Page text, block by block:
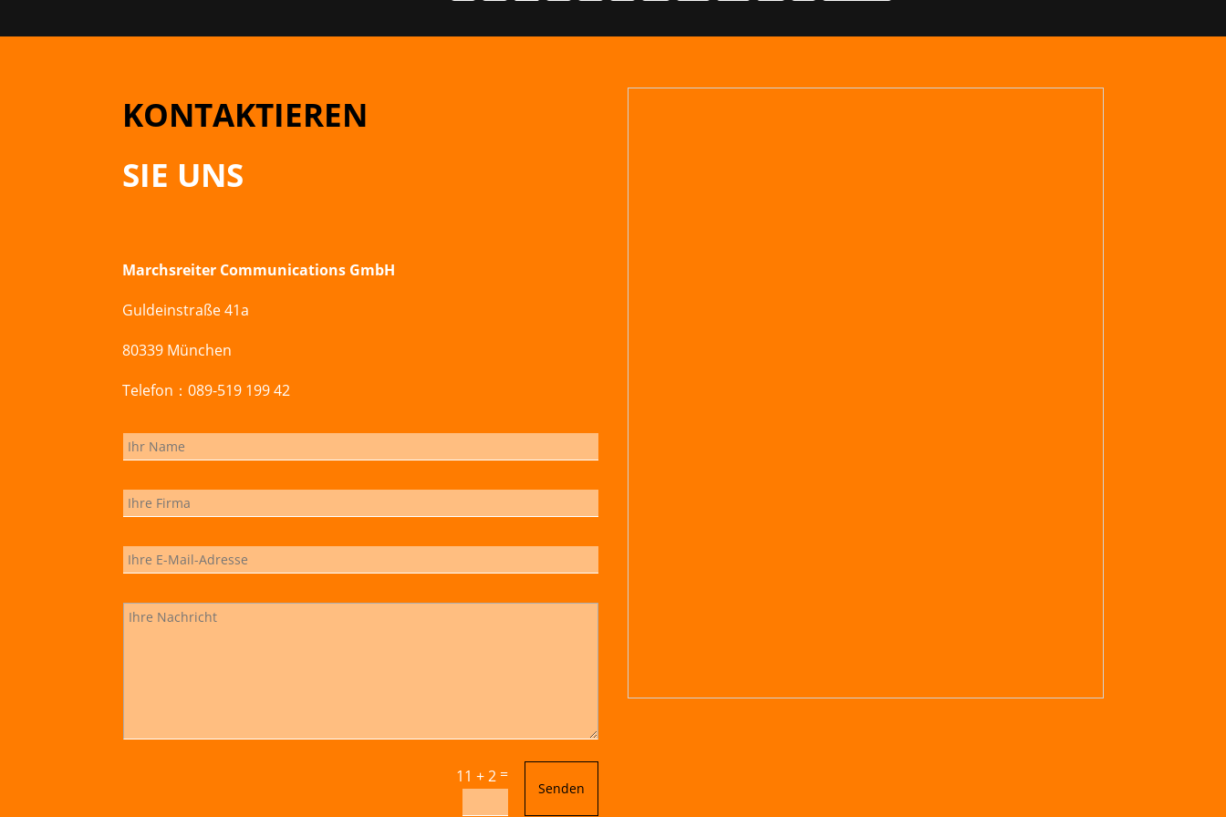
KONTAKTIEREN
SIE UNS
Marchsreiter Communications GmbH
Guldeinstraße 41a
80339 München
Telefon：089-519 199 42
11 + 2 =
Senden